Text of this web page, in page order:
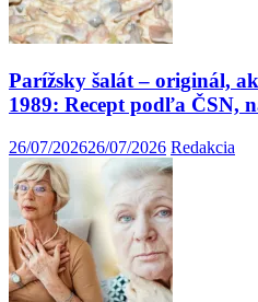
Parížsky šalát – originál,
1989: Recept podľa ČSN,
26/07/202626/07/2026 Redakcia